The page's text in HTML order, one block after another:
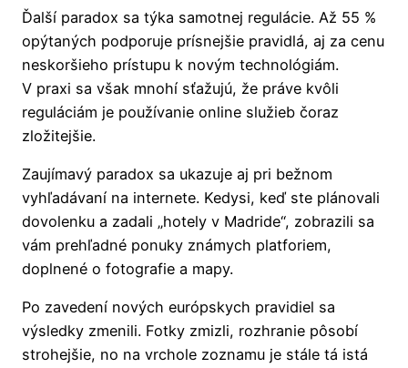
Ďalší paradox sa týka samotnej regulácie. Až 55 %
opýtaných podporuje prísnejšie pravidlá, aj za cenu
neskoršieho prístupu k novým technológiám.
V praxi sa však mnohí sťažujú, že práve kvôli
reguláciám je používanie online služieb čoraz
zložitejšie.
Zaujímavý paradox sa ukazuje aj pri bežnom
vyhľadávaní na internete. Kedysi, keď ste plánovali
dovolenku a zadali „hotely v Madride“, zobrazili sa
vám prehľadné ponuky známych platforiem,
doplnené o fotografie a mapy.
Po zavedení nových európskych pravidiel sa
výsledky zmenili. Fotky zmizli, rozhranie pôsobí
strohejšie, no na vrchole zoznamu je stále tá istá